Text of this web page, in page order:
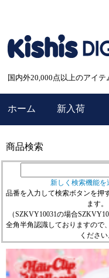
国内外20,000点以上のアイ
ホーム 新入荷
商品検索
新しく検索機能を
品番を入力して検索ボタンを押
ます。
（SZKVY10031の場合
全角半角認識しておりますので
ください